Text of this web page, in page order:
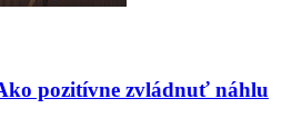
pozitívne zvládnuť náhlu